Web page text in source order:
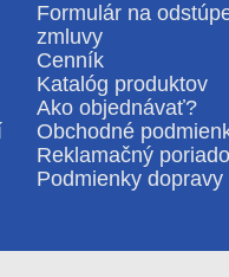
Formulár na
zmluvy
Cenník
Katalóg produktov
Ako objednávať?
Obchodné
Reklamačný
Podmienky dopravy